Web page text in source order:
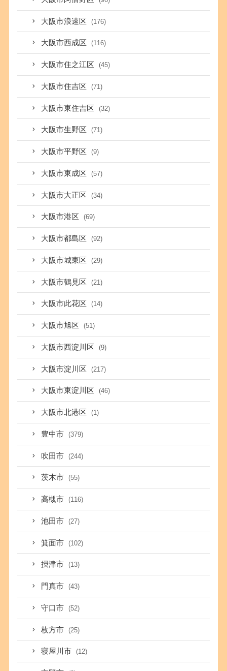
大阪市浪速区 (176)
大阪市西成区 (116)
大阪市住之江区 (45)
大阪市住吉区 (71)
大阪市東住吉区 (32)
大阪市生野区 (71)
大阪市平野区 (9)
大阪市東成区 (57)
大阪市大正区 (34)
大阪市港区 (69)
大阪市都島区 (92)
大阪市城東区 (29)
大阪市鶴見区 (21)
大阪市此花区 (14)
大阪市旭区 (51)
大阪市西淀川区 (9)
大阪市淀川区 (217)
大阪市東淀川区 (46)
大阪市北港区 (1)
豊中市 (379)
吹田市 (244)
茨木市 (55)
高槻市 (116)
池田市 (27)
箕面市 (102)
摂津市 (13)
門真市 (43)
守口市 (52)
枚方市 (25)
寝屋川市 (12)